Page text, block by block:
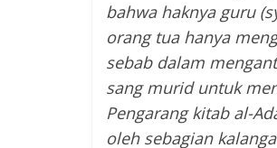
bahwa haknya guru
orang tua hanya
sebab dalam
sang murid untuk
Pengarang kitab al-
oleh sebagian